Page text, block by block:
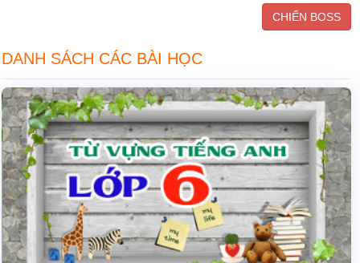
CHIẾN BOSS
DANH SÁCH CÁC BÀI HỌC